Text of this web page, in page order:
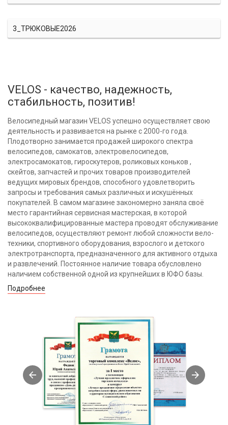
3_ТРЮКОВЫЕ2026
VELOS - качество, надежность,
стабильность, позитив!
Велосипедный магазин VELOS успешно осуществляет свою
деятельность и развивается на рынке с 2000-го года.
Плодотворно занимается продажей широкого спектра
велосипедов, самокатов, электровелосипедов,
электросамокатов, гироскутеров, роликовых коньков ,
скейтов, запчастей и прочих товаров производителей
ведущих мировых брендов, способного удовлетворить
запросы и требования самых различных и искушённых
покупателей. В самом магазине закономерно заняла своё
место гарантийная сервисная мастерская, в которой
высококвалифицированные мастера проводят обслуживание
велосипедов, осуществляют ремонт любой сложности вело-
техники, спортивного оборудования, взрослого и детского
электротранспорта, предназначенного для активного отдыха
и развлечений. Постоянное наличие товара обусловлено
наличием собственной одной из крупнейших в ЮФО базы.
Подробнее